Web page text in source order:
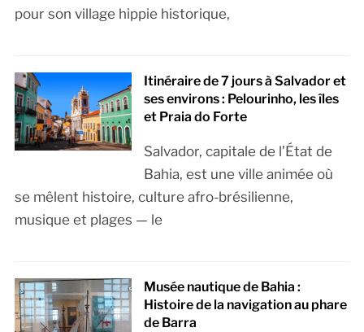
pour son village hippie historique,
Itinéraire de 7 jours à Salvador et
ses environs : Pelourinho, les îles
et Praia do Forte
Salvador, capitale de l’État de
Bahia, est une ville animée où
se mêlent histoire, culture afro-brésilienne,
musique et plages — le
Musée nautique de Bahia :
Histoire de la navigation au phare
de Barra